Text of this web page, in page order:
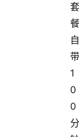
套
餐
自
带
1
0
0
分